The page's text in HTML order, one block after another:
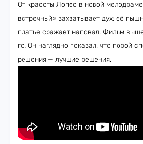
От красоты Лопес в новой
встречный» захватывает дух: её
платье сражает наповал. Фильм
го. Он наглядно показал, что порой
решения — лучшие решения.